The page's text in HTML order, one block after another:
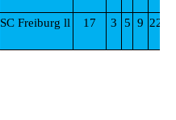
SC Freiburg ll 17 3 5 9